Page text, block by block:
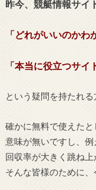
昨今、競艇情報サイ
「どれがいいのかわ
「本当に役立つサイ
という疑問を持たれる
確かに無料で使えた
意味が無いですし、
回収率が大きく跳ね上
そんな皆様のために、